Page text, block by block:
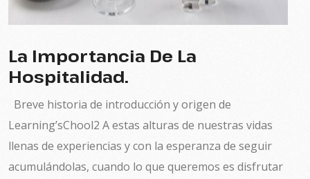
La Importancia De La
Hospitalidad.
Breve historia de introducción y origen de
Learning’sChool2 A estas alturas de nuestras vidas
llenas de experiencias y con la esperanza de seguir
acumulándolas, cuando lo que queremos es disfrutar